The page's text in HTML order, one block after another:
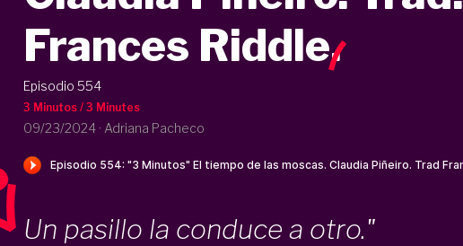
Frances Riddle.
Episodio 554
3 Minutos / 3 Minutes
09/23/2024· Adriana Pacheco
Un pasillo la conduce a otro."